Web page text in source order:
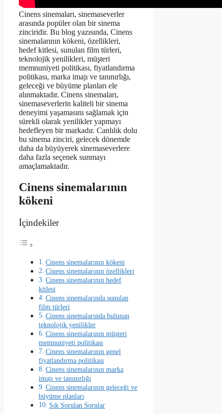
Cinens sinemaları, sinemaseverler
arasında popüler olan bir sinema
zinciridir. Bu blog yazısında, Cinens
sinemalarının kökeni, özellikleri,
hedef kitlesi, sunulan film türleri,
teknolojik yenilikleri, müşteri
memnuniyeti politikası, fiyatlandırma
politikası, marka imajı ve tanınırlığı,
geleceği ve büyüme planları ele
alınmaktadır. Cinens sinemaları,
sinemaseverlerin kaliteli bir sinema
deneyimi yaşamasını sağlamak için
sürekli olarak yenilikler yapmayı
hedefleyen bir markadır. Canlılık dolu
bu sinema zinciri, gelecek dönemde
daha da büyüyerek sinemaseverlere
daha fazla seçenek sunmayı
amaçlamaktadır.
Cinens sinemalarının
kökeni
İçindekiler
Cinens sinemalarının kökeni
Cinens sinemalarının özellikleri
Cinens sinemalarının hedef
kitlesi
Cinens sinemalarında sunulan
film türleri
Cinens sinemalarında bulunan
teknolojik yenilikler
Cinens sinemalarının müşteri
memnuniyeti politikası
Cinens sinemalarının genel
fiyatlandırma politikası
Cinens sinemalarının marka
imajı ve tanınırlığı
Cinens sinemalarının geleceği ve
büyüme planları
Sık Sorulan Sorular